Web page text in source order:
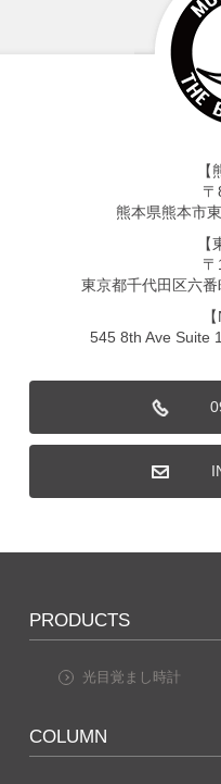
【
熊本県熊本市
【
東京都千代田区六
545 8th Ave Suite
PRODUCTS
光目覚まし時計
COLUMN